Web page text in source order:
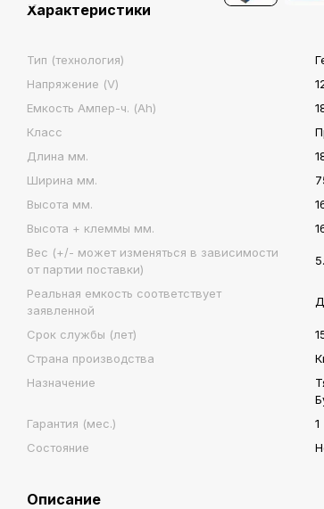
Характеристики
Тип (технология)
Напряжение (V)
Емкость Ампер-ч. (Ah)
Класс
Длина мм.
Ширина мм.
Высота мм.
Высота + клеммы мм.
Вес (+/- может изменяться в зависимости
от партии поставки)
Реальная емкость соответствует
заявленной
Срок службы (лет)
Страна производства
Назначение
Гарантия (мес.)
1
Состояние
Описание